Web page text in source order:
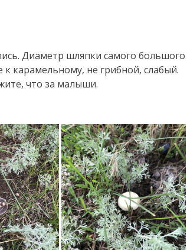
Диаметр шляпки самого большого
карамельному, не грибной, слабый.
что за малыши.